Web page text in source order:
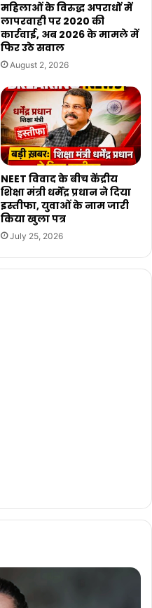
महिलाओं के विरुद्ध अपराधों में
लापरवाही पर 2020 की
कार्रवाई, अब 2026 के मामले में
फिर उठे सवाल
August 2, 2026
NEET विवाद के बीच केंद्रीय
शिक्षा मंत्री धर्मेंद्र प्रधान ने दिया
इस्तीफा, युवाओं के नाम जारी
किया खुला पत्र
July 25, 2026